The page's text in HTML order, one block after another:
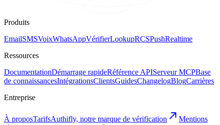
Produits
EmailSMSVoixWhatsAppVérifierLookupRCSPushRealtime
Ressources
DocumentationDémarrage rapideRéférence APIServeur MCPBase
de connaissancesIntégrationsClientsGuidesChangelogBlogCarrières
Entreprise
À proposTarifsAuthifly, notre marque de vérification
Mentions